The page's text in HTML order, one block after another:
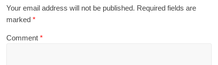
Your email address will not be published. Required fields are
marked*
Comment*